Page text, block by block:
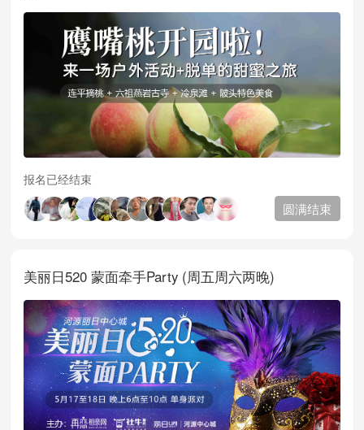
报名已经结束
圆满结束
美丽日520 蒙面牵手Party (周五周六两晚)